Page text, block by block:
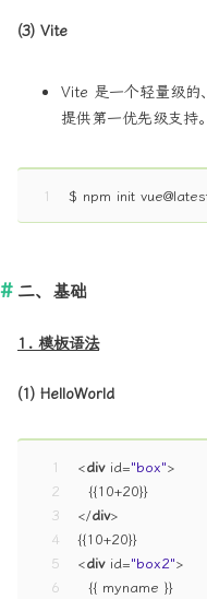
(3) Vite
Vite 是一个轻量级的
提供第一优先级支持
1 $ npm init
二、基础
1. 模板语法
(1) HelloWorld
1
2
3
4
5
6
<div id="box">
  {{10+20}}
</div>
{{10+20}}
<div id="box2">
  {{ myname }}